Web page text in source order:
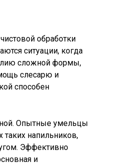
обработки
ситуации, когда
сложной формы,
слесарю и
способен
Опытные умельцы
таких напильников,
Эффективно
и